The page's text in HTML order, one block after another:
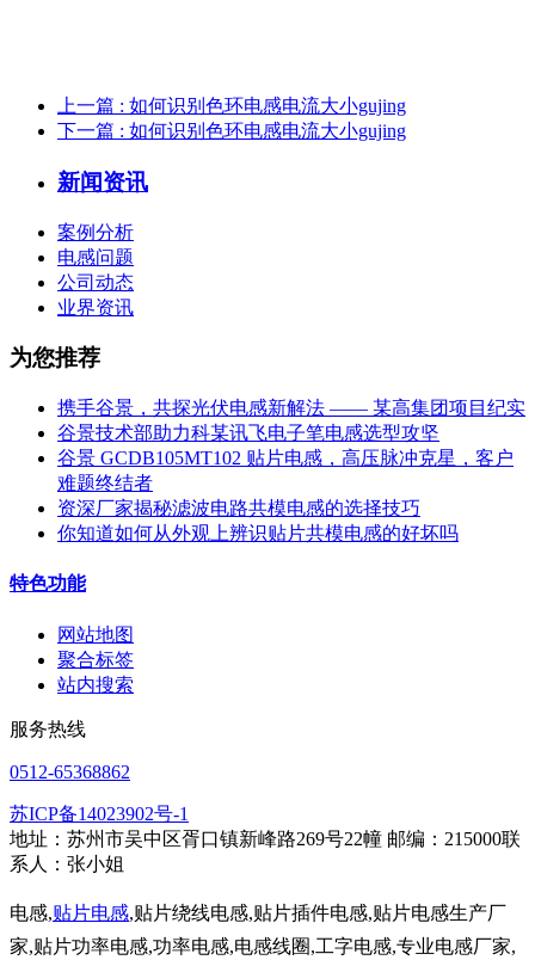
上一篇 : 如何识别色环电感电流大小gujing
下一篇 : 如何识别色环电感电流大小gujing
新闻资讯
案例分析
电感问题
公司动态
业界资讯
为您推荐
携手谷景，共探光伏电感新解法 —— 某高集团项目纪实
谷景技术部助力科某讯飞电子笔电感选型攻坚
谷景 GCDB105MT102 贴片电感，高压脉冲克星，客户
难题终结者
资深厂家揭秘滤波电路共模电感的选择技巧
你知道如何从外观上辨识贴片共模电感的好坏吗
特色功能
网站地图
聚合标签
站内搜索
服务热线
0512-65368862
苏ICP备14023902号-1
地址：苏州市吴中区胥口镇新峰路269号22幢 邮编：215000联
系人：张小姐
电感,贴片电感,贴片绕线电感,贴片插件电感,贴片电感生产厂
家,贴片功率电感,功率电感,电感线圈,工字电感,专业电感厂家,